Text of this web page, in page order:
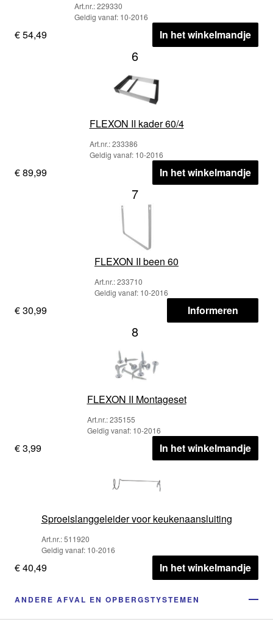
Art.nr.: 229330
Geldig vanaf: 10-2016
€ 54,49 In het winkelmandje
6
FLEXON II kader 60/4
Art.nr.: 233386
Geldig vanaf: 10-2016
€ 89,99 In het winkelmandje
7
FLEXON II been 60
Art.nr.: 233710
Geldig vanaf: 10-2016
€ 30,99 Informeren
8
FLEXON II Montageset
Art.nr.: 235155
Geldig vanaf: 10-2016
€ 3,99 In het winkelmandje
Sproeislanggeleider voor keukenaansluiting
Art.nr.: 511920
Geldig vanaf: 10-2016
€ 40,49 In het winkelmandje
ANDERE AFVAL EN OPBERGSTYSTEMEN